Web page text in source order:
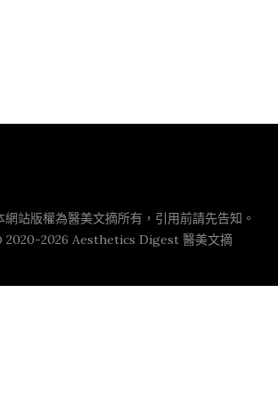
網站版權為醫美文摘所有，引用前請先告知。
2026 Aesthetics Digest 醫美文摘